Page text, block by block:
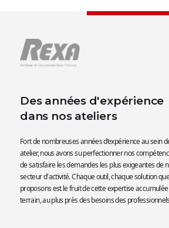
Des années d'expérience
dans nos ateliers
Fort de nombreuses années d’expérience au sein
atelier, nous avons su perfectionner nos
de satisfaire les demandes les plus exigeantes de
secteur d'activité. Chaque outil, chaque solution
proposons est le fruit de cette expertise
terrain, au plus près des besoins des